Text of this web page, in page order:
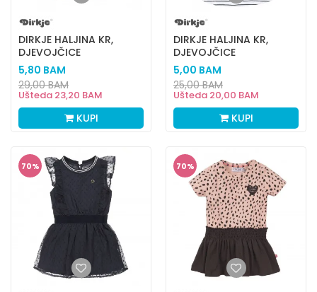
DIRKJE HALJINA KR,
DJEVOJČICE
5,80 BAM
Ušteda 23,20 BAM
29,00BAM
KUPI
DIRKJE HALJINA KR,
DJEVOJČICE
5,00 BAM
Ušteda 20,00 BAM
25,00BAM
KUPI
70% 70%